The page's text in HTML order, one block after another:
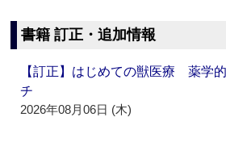
書籍 訂正・追加情報
【訂正】はじめての獣医療 薬学
チ
2026年08月06日 (木)